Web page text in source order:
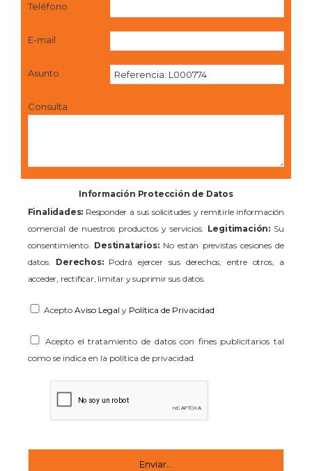
Teléfono
E-mail
Asunto
Consulta
Información Protección de Datos
Finalidades: Responder a sus solicitudes y remitirle información
comercial de nuestros productos y servicios. Legitimación: Su
consentimiento. Destinatarios:No están previstas cesiones de
datos. Derechos:Podrá ejercer sus derechos, entre otros, a
acceder, rectificar, limitar y suprimir sus datos.
Acepto Aviso Legal y Política de Privacidad
Acepto el tratamiento de datos con fines publicitarios tal
como se indica en la política de privacidad.